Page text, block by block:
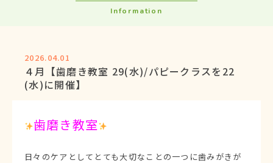
Information
2026.04.01
４月【歯磨き教室 29(水)/パピークラスを22
(水)に開催】
歯磨き教室
日々のケアとしてとても大切なことの一つに歯みがきが